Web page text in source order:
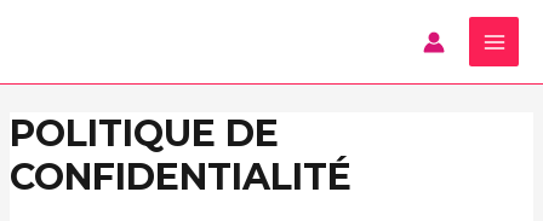
POLITIQUE DE
CONFIDENTIALITÉ